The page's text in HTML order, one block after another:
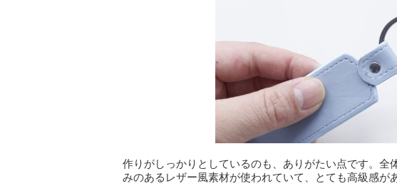
作りがしっかりとしているのも、ありがたい点です。全
みのあるレザー風素材が使われていて、とても高級感が